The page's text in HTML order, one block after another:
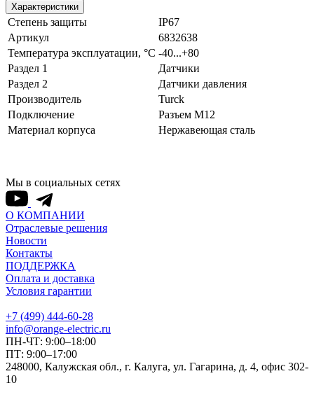
Характеристики
Степень защиты
IP67
Артикул
6832638
Температура эксплуатации, °С -40...+80
Раздел 1
Датчики
Раздел 2
Датчики давления
Производитель
Turck
Подключение
Разъем M12
Материал корпуса
Нержавеющая сталь
Мы в социальных сетях
О КОМПАНИИ
Отраслевые решения
Новости
Контакты
ПОДДЕРЖКА
Оплата и доставка
Условия гарантии
+7 (499) 444-60-28
info@orange-electric.ru
ПН-ЧТ: 9:00–18:00
ПТ: 9:00–17:00
248000, Калужская обл., г. Калуга, ул. Гагарина, д. 4, офис 302-
10